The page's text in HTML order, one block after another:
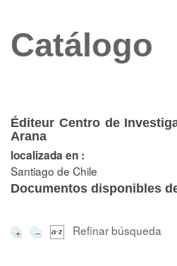
Catálogo
Éditeur Centro de
Arana
localizada en :
Santiago de Chile
Documentos disponibles
Refinar búsqueda